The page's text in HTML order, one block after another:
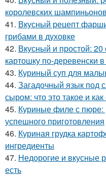
королевских
41. Вкусный рецепт
грибами в духовке
42. Вкусный и простой: 20
картошку по-деревенски
43. Куриный суп для
44. Загадочный язык под
сыром: что это такое и как
45. Куриные филе с пюре:
успешного приготовления
46. Куриная грудка
ингредиенты
47. Недорогие и вкусные
есть